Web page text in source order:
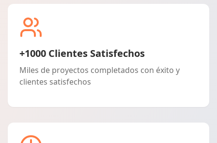
+1000 Clientes Satisfechos
Miles de proyectos completados con éxito y
clientes satisfechos